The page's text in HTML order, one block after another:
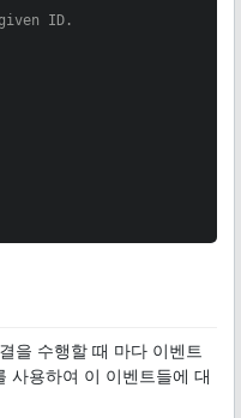
ID.
을 수행할 때 마다 이벤트
사용하여 이 이벤트들에 대